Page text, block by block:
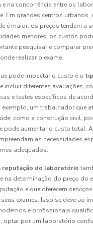
e na concorrência entre os
Em grandes centros
é maior, os preços tendem a
menores, os custos
pesquisar e comparar
realizar o exame.
pode impactar o custo é o
incluir diferentes avaliações,
e testes específicos de
um trabalhador que
como a construção civil,
pode aumentar o custo total.
as necessidades
adequados.
reputação do laboratório
na determinação do preço do
e que oferecem
exames. Isso se deve ao
e profissionais
optar por um laboratório